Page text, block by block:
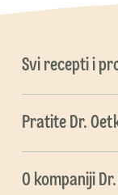
Svi recepti i
Pratite Dr.
O kompaniji